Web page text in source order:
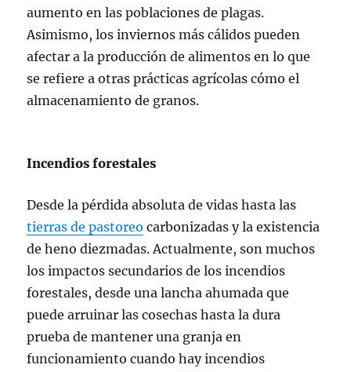
aumento en las poblaciones de plagas.
Asimismo, los inviernos más cálidos pueden
afectar a la producción de alimentos en lo que
se refiere a otras prácticas agrícolas cómo el
almacenamiento de granos.
Incendios forestales
Desde la pérdida absoluta de vidas hasta las
tierras de pastoreo carbonizadas y la existencia
de heno diezmadas. Actualmente, son muchos
los impactos secundarios de los incendios
forestales, desde una lancha ahumada que
puede arruinar las cosechas hasta la dura
prueba de mantener una granja en
funcionamiento cuando hay incendios